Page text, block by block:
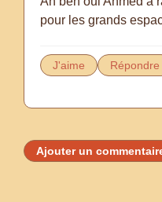
pour les grands
J'aime Répondre
Ajouter un